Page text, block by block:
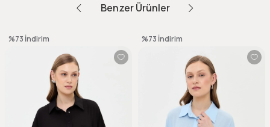
Benzer Ürünler
%73 İndirim %73 İndirim